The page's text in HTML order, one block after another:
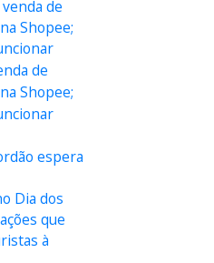
de
Shopee;